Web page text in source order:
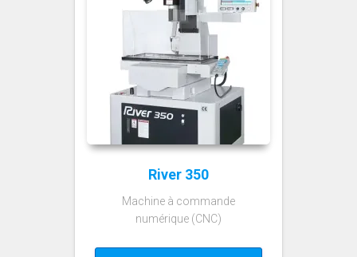
River 350
Machine à commande
numérique (CNC)